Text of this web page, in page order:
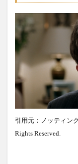
引用元：ノッティン
Rights Reserved.